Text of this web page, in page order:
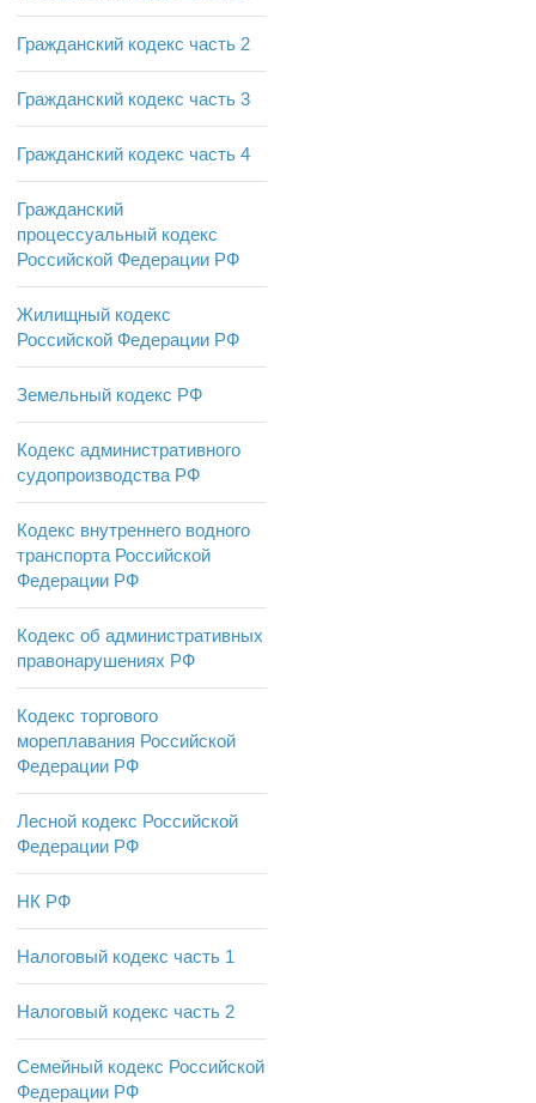
Гражданский кодекс часть 2
Гражданский кодекс часть 3
Гражданский кодекс часть 4
Гражданский
процессуальный кодекс
Российской Федерации РФ
Жилищный кодекс
Российской Федерации РФ
Земельный кодекс РФ
Кодекс административного
судопроизводства РФ
Кодекс внутреннего водного
транспорта Российской
Федерации РФ
Кодекс об административных
правонарушениях РФ
Кодекс торгового
мореплавания Российской
Федерации РФ
Лесной кодекс Российской
Федерации РФ
НК РФ
Налоговый кодекс часть 1
Налоговый кодекс часть 2
Семейный кодекс Российской
Федерации РФ